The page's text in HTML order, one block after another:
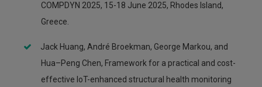
COMPDYN 2025, 15-18 June 2025, Rhodes Island,
Greece.
Jack Huang, André Broekman, George Markou, and
Hua–Peng Chen, Framework for a practical and cost-
effective IoT-enhanced structural health monitoring